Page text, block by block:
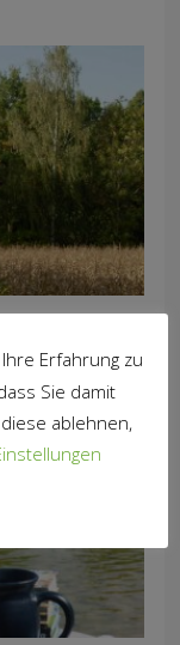
Erfahrung zu
Sie damit
ablehnen,